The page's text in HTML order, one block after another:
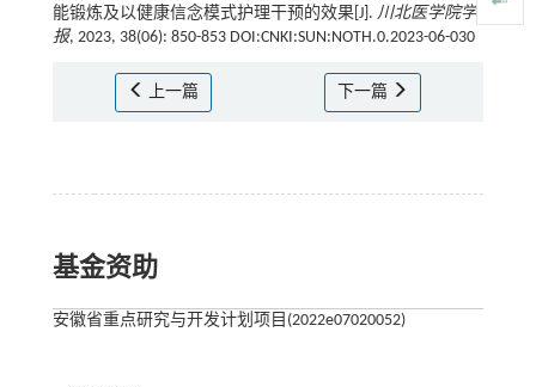
能锻炼及以健康信念模式护理干预的效果[J]. 川北医学院学
报, 2023, 38(06): 850-853 DOI:CNKI:SUN:NOTH.0.2023-06-030
上一篇 下一篇
基金资助
安徽省重点研究与开发计划项目(2022e07020052)